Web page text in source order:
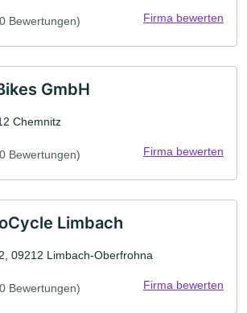
Bewertungen) Firma bewerten
GmbH
Chemnitz
Bewertungen) Firma bewerten
Limbach
09212 Limbach-Oberfrohna
Bewertungen) Firma bewerten